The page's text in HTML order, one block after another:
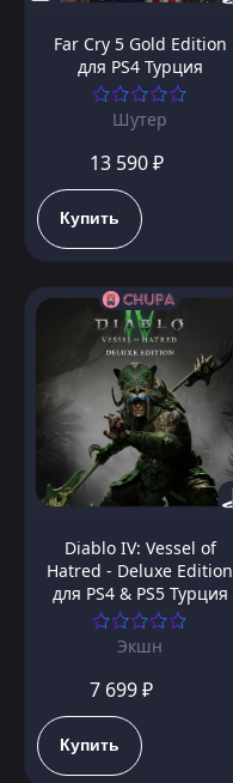
Far Cry 5 Gold Edition
для PS4 Турция
Шутер
13 590 ₽
Купить
Diablo IV: Vessel of
Hatred - Deluxe Edition
для PS4 & PS5 Турция
Экшн
7 699 ₽
Купить